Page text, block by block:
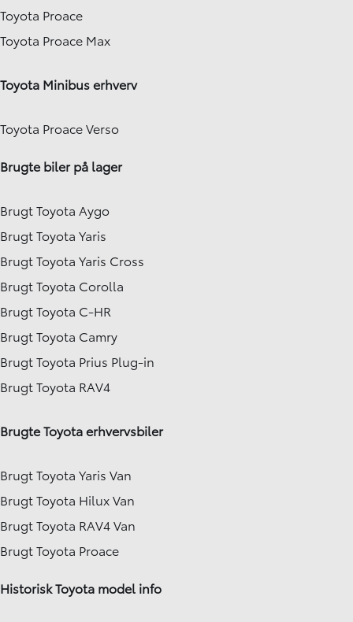
Toyota Proace
Toyota Proace Max
Toyota Minibus erhverv
Toyota Proace Verso
Brugte biler på lager
Brugt Toyota Aygo
Brugt Toyota Yaris
Brugt Toyota Yaris Cross
Brugt Toyota Corolla
Brugt Toyota C-HR
Brugt Toyota Camry
Brugt Toyota Prius Plug-in
Brugt Toyota RAV4
Brugte Toyota erhvervsbiler
Brugt Toyota Yaris Van
Brugt Toyota Hilux Van
Brugt Toyota RAV4 Van
Brugt Toyota Proace
Historisk Toyota model info